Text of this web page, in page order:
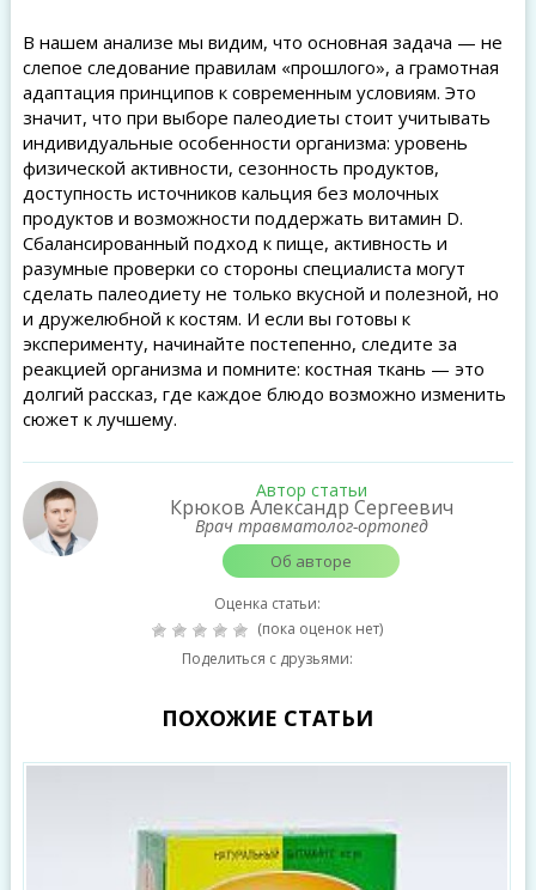
В нашем анализе мы видим, что основная задача — не
слепое следование правилам «прошлого», а грамотная
адаптация принципов к современным условиям. Это
значит, что при выборе палеодиеты стоит учитывать
индивидуальные особенности организма: уровень
физической активности, сезонность продуктов,
доступность источников кальция без молочных
продуктов и возможности поддержать витамин D.
Сбалансированный подход к пище, активность и
разумные проверки со стороны специалиста могут
сделать палеодиету не только вкусной и полезной, но
и дружелюбной к костям. И если вы готовы к
эксперименту, начинайте постепенно, следите за
реакцией организма и помните: костная ткань — это
долгий рассказ, где каждое блюдо возможно изменить
сюжет к лучшему.
Автор статьи
Крюков Александр Сергеевич
Врач травматолог-ортопед
Об авторе
Оценка статьи:
(пока оценок нет)
Поделиться с друзьями:
ПОХОЖИЕ СТАТЬИ